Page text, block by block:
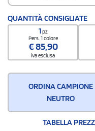
QUANTITÀ CONSIGLIATE
1pz
Pers. 1 colore
€85,90
iva esclusa
ORDINA CAMPIONE
NEUTRO
TABELLA